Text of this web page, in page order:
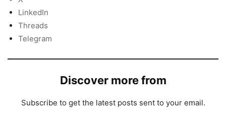
LinkedIn
Threads
Telegram
Discover more from
Subscribe to get the latest posts sent to your email.